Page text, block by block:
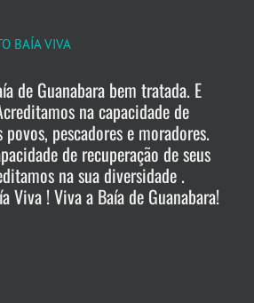
BAÍA VIVA
de Guanabara bem tratada. E
na capacidade de
pescadores e moradores.
de recuperação de seus
na sua diversidade .
Viva ! Viva a Baía de Guanabara!